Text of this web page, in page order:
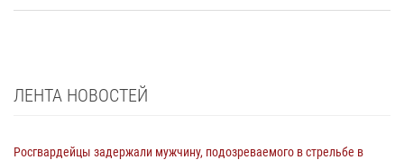
ЛЕНТА НОВОСТЕЙ
Росгвардейцы задержали мужчину, подозреваемого в стрельбе в